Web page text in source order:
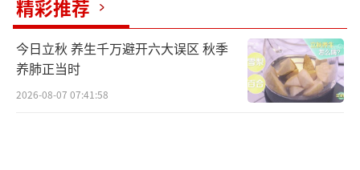
精彩推荐
今日立秋 养生千万避开六大误区 秋季
养肺正当时
2026-08-07 07:41:58